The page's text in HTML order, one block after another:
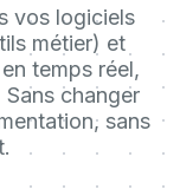
vos logiciels
métier) et
temps réel,
changer
sans